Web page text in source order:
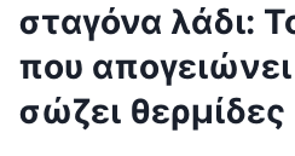
σταγόνα λάδι:
που
σώζει θερμίδες